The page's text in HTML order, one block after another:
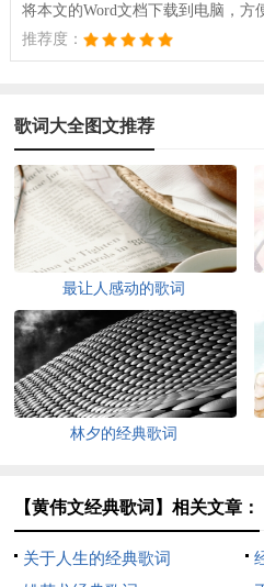
将本文的Word文档下载到电脑，方
推荐度：
歌词大全图文推荐
最让人感动的歌词
林夕的经典歌词
【黄伟文经典歌词】相关文章：
关于人生的经典歌词